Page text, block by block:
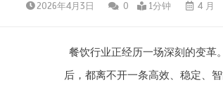
2026年4月3日 0 1分钟 4 月
餐饮行业正经历一场深刻的变革
后，都离不开一条高效、稳定、